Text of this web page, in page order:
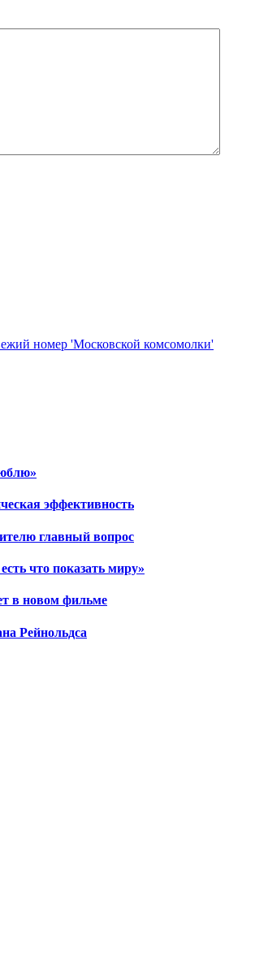
эффективность
главный вопрос
что показать миру»
в новом фильме
Рейнольдса